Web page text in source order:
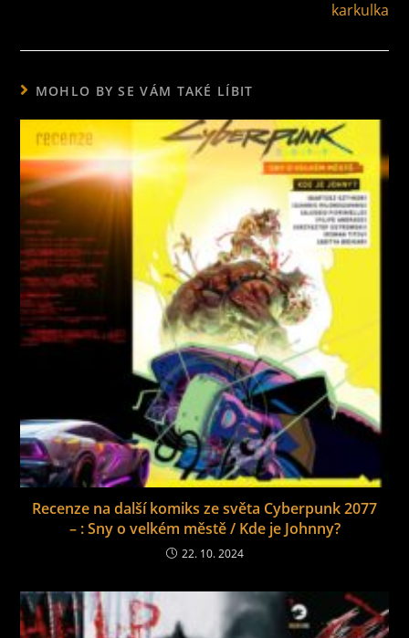
karkulka
MOHLO BY SE VÁM TAKÉ LÍBIT
Recenze na další komiks ze světa Cyberpunk 2077
– : Sny o velkém městě / Kde je Johnny?
22. 10. 2024